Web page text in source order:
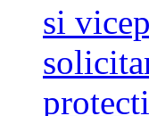
si